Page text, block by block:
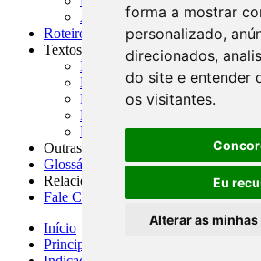
forma a mostrar
personalizado,
direcionados,
do site e entender
os visitantes.
Eu
Alterar as
Agências Nacionais
Roteiros para Estudos
Textos
Índice de Textos
Editorial
Monografias
Na Imprensa
Fórum de Discussão
Outras ferramentas
Glossário
Relacionamento
Fale Conosco
Início
Principais notícias